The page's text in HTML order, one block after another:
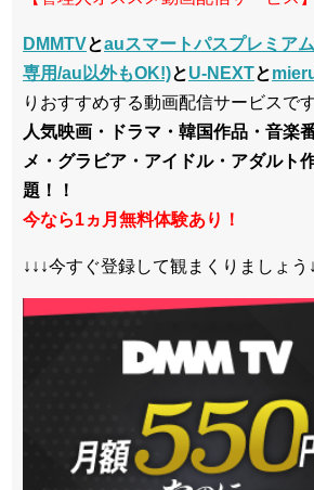
DMMTVとauスマートパスプレミア
専用/au以外もOK!)とU-NEXTと
りおすすめする動画配信サービスです
人気映画・ドラマ・韓国作品・音楽
メ・グラビア・アイドル・アダルト
題！！
今なら1ヵ月無料体験あり！
↓↓↓今すぐ登録して観まくりましょう